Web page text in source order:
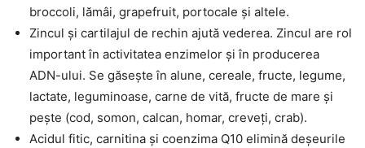
broccoli, lămâi, grapefruit, portocale și altele.
Zincul și cartilajul de rechin ajută vederea. Zincul are rol
important în activitatea enzimelor și în producerea
ADN-ului. Se găsește în alune, cereale, fructe, legume,
lactate, leguminoase, carne de vită, fructe de mare și
pește (cod, somon, calcan, homar, creveți, crab).
Acidul fitic, carnitina și coenzima Q10 elimină deșeurile